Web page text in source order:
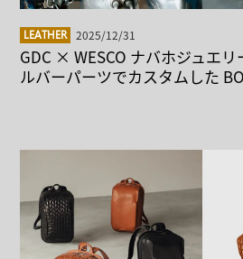
LEATHER 2025/12/31
GDC × WESCO ナバホジュエ
ルバーパーツでカスタムした